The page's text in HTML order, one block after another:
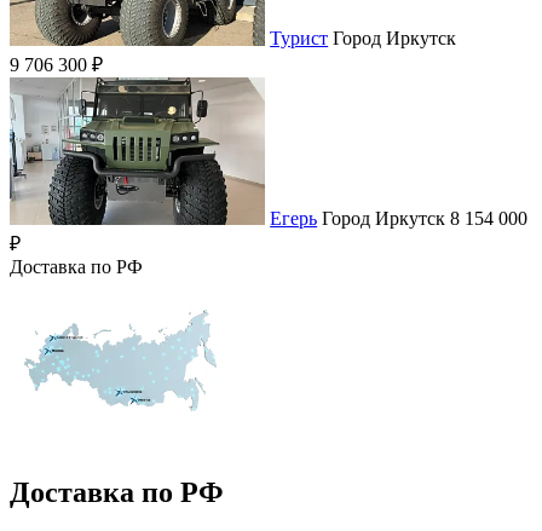
Турист ГородИркутск
9 706 300 ₽
Егерь ГородИркутск 8 154 000
₽
Доставка по РФ
Доставка по РФ